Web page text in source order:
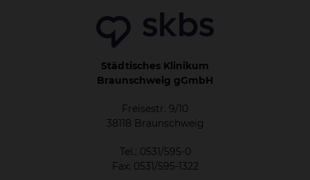
Städtisches Klinikum
Braunschweig gGmbH
Freisestr. 9/10
38118 Braunschweig
Tel.: 0531/595-0
Fax: 0531/595-1322